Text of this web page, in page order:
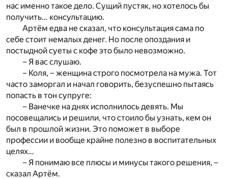
нас именно такое дело. Сущий пустяк, но хотелось бы
получить… консультацию.
Артём едва не сказал, что консультация сама по
себе стоит немалых денег. Но после опоздания и
постыдной суеты с кофе это было невозможно.
– Я вас слушаю.
– Коля, – женщина строго посмотрела на мужа. Тот
часто заморгал и начал говорить, безуспешно пытаясь
попасть в тон супруге:
– Ванечке на днях исполнилось девять. Мы
посовещались и решили, что стоило бы узнать, кем он
был в прошлой жизни. Это поможет в выборе
профессии и вообще крайне полезно в воспитательных
целях…
– Я понимаю все плюсы и минусы такого решения, –
сказал Артём.